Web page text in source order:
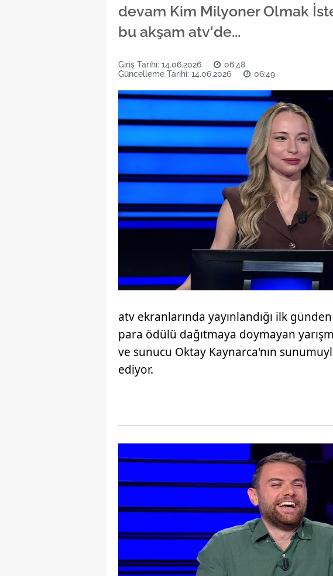
devam Kim Milyoner Olmak
bu akşam atv'de...
Giriş Tarihi: 14.06.2026
06:48
Güncelleme Tarihi: 14.06.2026
06:49
atv ekranlarında yayınlandığı ilk
para ödülü dağıtmaya doymayan
ve sunucu Oktay Kaynarca'nın
ediyor.